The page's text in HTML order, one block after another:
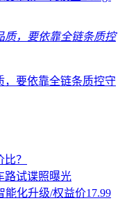
，要依靠全链条质控守
？
路试谍照曝光
能化升级/权益价17.99